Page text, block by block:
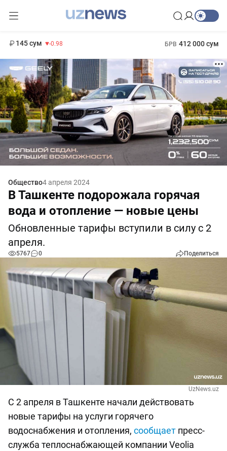
145 сум -0.98 БРВ 412 000 сум
Общество4 апреля 2024
В Ташкенте подорожала горячая
вода и отопление — новые цены
Обновленные тарифы вступили в силу с 2
апреля.
5767 0 Поделиться
UzNews.uz
С 2 апреля в Ташкенте начали действовать
новые тарифы на услуги горячего
водоснабжения и отопления, сообщает пресс-
служба теплоснабжающей компании Veolia